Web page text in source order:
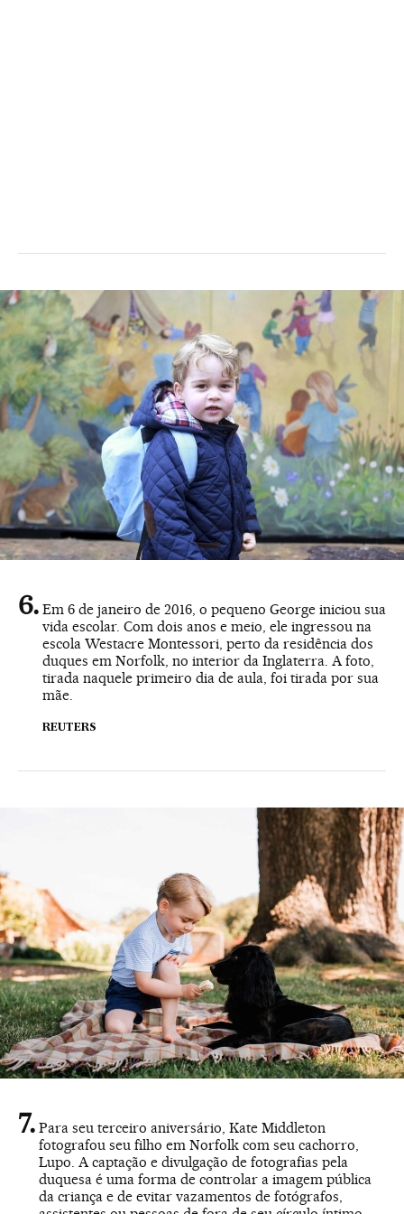
Em 6 de janeiro de 2016, o pequeno George iniciou sua
vida escolar. Com dois anos e meio, ele ingressou na
escola Westacre Montessori, perto da residência dos
duques em Norfolk, no interior da Inglaterra. A foto,
tirada naquele primeiro dia de aula, foi tirada por sua
mãe.
REUTERS
Para seu terceiro aniversário, Kate Middleton
fotografou seu filho em Norfolk com seu cachorro,
Lupo. A captação e divulgação de fotografias pela
duquesa é uma forma de controlar a imagem pública
da criança e de evitar vazamentos de fotógrafos,